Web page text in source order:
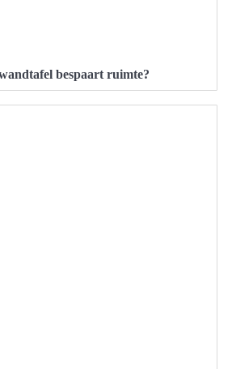
bespaart ruimte?